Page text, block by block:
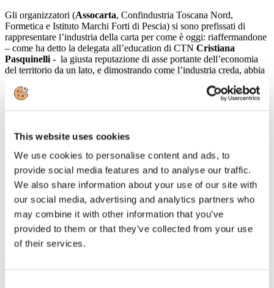
This website uses cookies
We use cookies to personalise content and ads, to
provide social media features and to analyse our traffic.
We also share information about your use of our site with
our social media, advertising and analytics partners who
may combine it with other information that you’ve
provided to them or that they’ve collected from your use
of their services.
Gli organizzatori (Assocarta, Confindustria Toscana Nord,
Formetica e Istituto Marchi Forti di Pescia) si sono prefissati di
rappresentare l’industria della carta per come è oggi: riaffermandone
– come ha detto la delegata all’education di CTN Cristiana
Pasquinelli - la giusta reputazione di asse portante dell’economia
del territorio da un lato, e dimostrando come l’industria creda, abbia
di sostenibilità e circolarità ambientale dall’altro. Sono i due pilastri
su cui si dovrà fondare l’appeal delle cartiere verso il mondo della
impiegarsi con soddisfazione e successo.
Il Centro Studi di Confindustria ha documentato il valore numerico
del settore, e le sue ricadute in termini di fatturato, export, attrazione
di investimenti e occupazione; ma allo stesso tempo ha posto
l’accento sui costi che le nostre cartiere devono sostenere per
procurarsi energia e dotarsi di impianti di smaltimento e riciclo.
Leggi di più